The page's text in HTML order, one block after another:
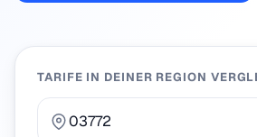
TARIFE IN DEINER REGION